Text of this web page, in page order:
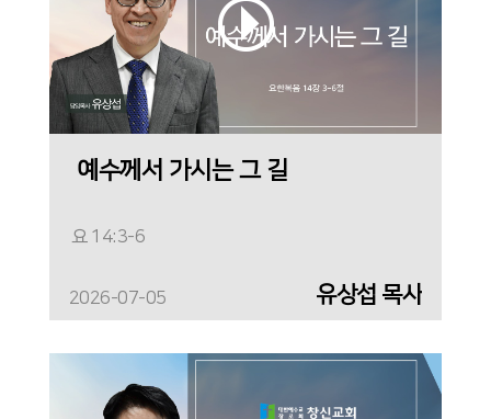
예수께서 가시는 그 길
요 14:3-6
2026-07-05 유상섭 목사